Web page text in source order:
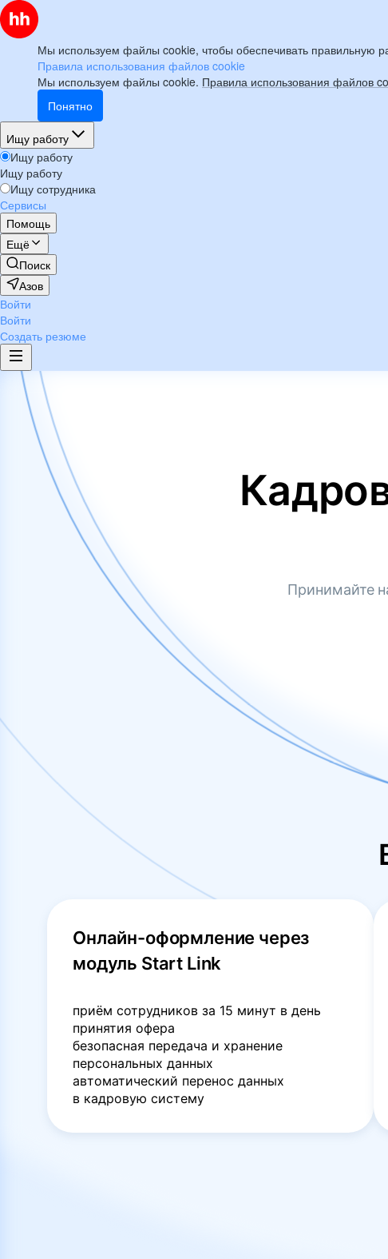
Мы используем файлы cookie, чтобы обеспечивать правильную
Правила использования файлов cookie
Мы используем файлы cookie. Правила использования файлов
Понятно
Ищу работу
Ищу работу
Ищу работу
Ищу сотрудника
Сервисы
Помощь
Ещё
Поиск
Азов
Войти
Войти
Создать резюме
Принимайте
Онлайн-оформление через
модуль Start Link
приём сотрудников за 15 минут в день
принятия офера
безопасная передача и хранение
персональных данных
автоматический перенос данных
в кадровую систему